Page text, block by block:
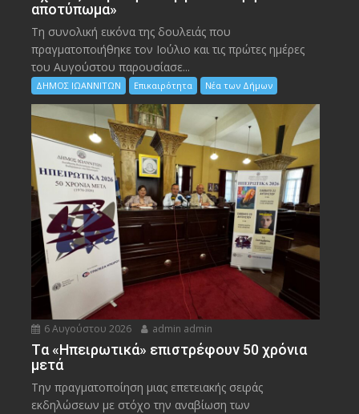
αποτύπωμα»
Τη συνολική εικόνα της δουλειάς που
πραγματοποιήθηκε τον Ιούλιο και τις πρώτες ημέρες
του Αυγούστου παρουσίασε...
ΔΗΜΟΣ ΙΩΑΝΝΙΤΩΝ Επικαιρότητα Νέα των Δήμων
6 Αυγούστου 2026 admin admin
Tα «Ηπειρωτικά» επιστρέφουν 50 χρόνια
μετά
Την πραγματοποίηση μιας επετειακής σειράς
εκδηλώσεων με στόχο την αναβίωση των